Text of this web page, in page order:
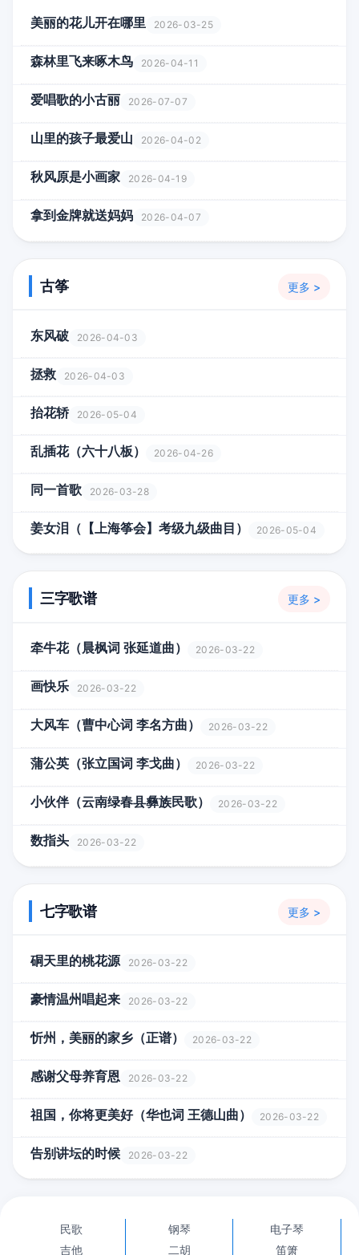
美丽的花儿开在哪里 2026-03-25
森林里飞来啄木鸟 2026-04-11
爱唱歌的小古丽 2026-07-07
山里的孩子最爱山 2026-04-02
秋风原是小画家 2026-04-19
拿到金牌就送妈妈 2026-04-07
古筝 更多 >
东风破 2026-04-03
拯救 2026-04-03
抬花轿 2026-05-04
乱插花（六十八板） 2026-04-26
同一首歌 2026-03-28
姜女泪（【上海筝会】考级九级曲目） 2026-05-04
三字歌谱 更多 >
牵牛花（晨枫词 张延道曲） 2026-03-22
画快乐 2026-03-22
大风车（曹中心词 李名方曲） 2026-03-22
蒲公英（张立国词 李戈曲） 2026-03-22
小伙伴（云南绿春县彝族民歌） 2026-03-22
数指头 2026-03-22
七字歌谱 更多 >
硐天里的桃花源 2026-03-22
豪情温州唱起来 2026-03-22
忻州，美丽的家乡（正谱） 2026-03-22
感谢父母养育恩 2026-03-22
祖国，你将更美好（华也词 王德山曲） 2026-03-22
告别讲坛的时候 2026-03-22
民歌 钢琴
电子琴
吉他
二胡 笛箫